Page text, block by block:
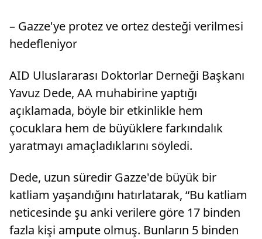
Mustafa Dalcı:"Amedspor'un baskıları ikinci yarı
gerçekten bizi zor duruma soktu. Sanki birer
puan iki takım için daha adaletli diye
– Gazze'ye protez ve ortez desteği verilmesi
hedefleniyor
AID Uluslararası Doktorlar Derneği Başkanı
Yavuz Dede, AA muhabirine yaptığı
açıklamada, böyle bir etkinlikle hem
çocuklara hem de büyüklere farkındalık
yaratmayı amaçladıklarını söyledi.
Dede, uzun süredir Gazze'de büyük bir
katliam yaşandığını hatırlatarak, “Bu katliam
neticesinde şu anki verilere göre 17 binden
fazla kişi ampute olmuş. Bunların 5 binden